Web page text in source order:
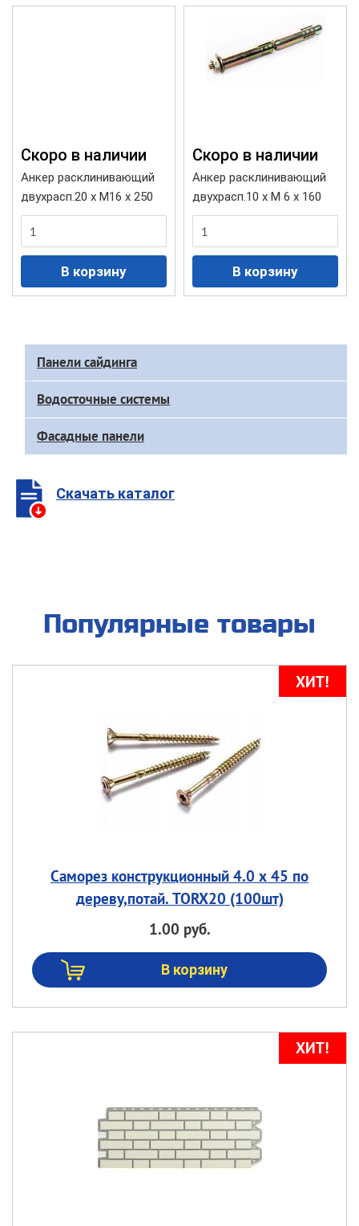
Cкоро в наличии
Анкер расклинивающий
двухрасп.20 х М16 х 250
Cкоро в наличии
Анкер расклинивающий
двухрасп.10 х М 6 х 160
Доп
меню
каталога
Панели сайдинга
Водосточные системы
Фасадные панели
Скачать каталог
Популярные товары
Саморез конструкционный 4.0 х 45 по
дереву,потай. TORX20 (100шт)
1.00 руб.